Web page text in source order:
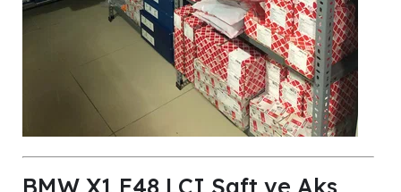
BMW X1 F48 LCI Şaft ve Aks